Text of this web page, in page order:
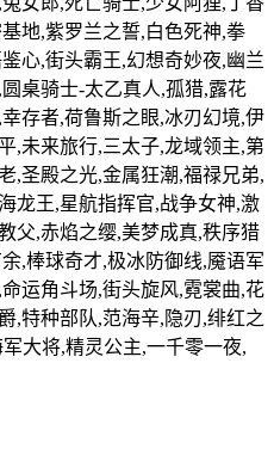
地,紫罗兰之誓,白色死神,拳
心,街头霸王,幻想奇妙夜,幽兰
桌骑士-太乙真人,孤猎,露花
存者,荷鲁斯之眼,冰刃幻境,伊
,未来旅行,三太子,龙域领主,第
,圣殿之光,金属狂潮,福禄兄弟,
龙王,星航指挥官,战争女神,激
父,赤焰之缨,美梦成真,秩序猎
,棒球奇才,极冰防御线,魇语军
运角斗场,街头旋风,霓裳曲,花
,特种部队,范海辛,隐刃,绯红之
大将,精灵公主,一千零一夜,